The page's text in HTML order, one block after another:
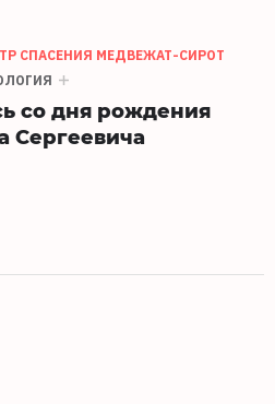
СПАСЕНИЯ МЕДВЕЖАТ-СИРОТ
со дня рождения
Сергеевича